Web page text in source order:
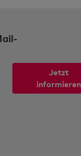
Jetzt
informieren